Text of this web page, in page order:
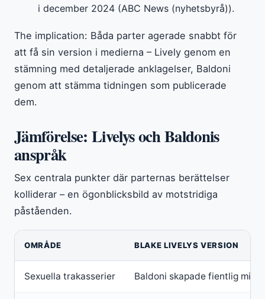
i december 2024 (ABC News (nyhetsbyrå)).
The implication: Båda parter agerade snabbt för
att få sin version i medierna – Lively genom en
stämning med detaljerade anklagelser, Baldoni
genom att stämma tidningen som publicerade
dem.
Jämförelse: Livelys och Baldonis
anspråk
Sex centrala punkter där parternas berättelser
kolliderar – en ögonblicksbild av motstridiga
påståenden.
OMRÅDE BLAKE LIVELYS VERSION
Sexuella trakasserier Baldoni skapade fientlig miljö